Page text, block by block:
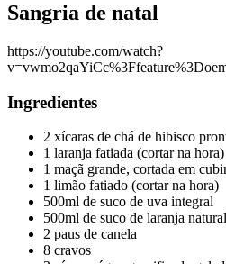
Sangria de natal
https://youtube.com/watch?
Ingredientes
2 xícaras de chá de hibisco
1 laranja fatiada (cortar na hora)
1 maçã grande, cortada em
1 limão fatiado (cortar na hora)
500ml de suco de uva integral
500ml de suco de laranja natural
2 paus de canela
8 cravos